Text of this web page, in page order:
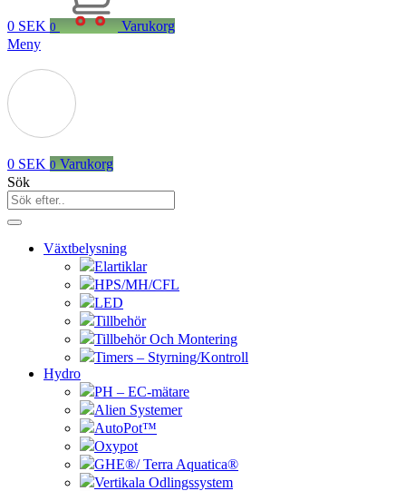
0 SEK 0
Varukorg
Meny
0 SEK 0 Varukorg
Sök
Växtbelysning
Elartiklar
HPS/MH/CFL
LED
Tillbehör
Tillbehör Och Montering
Timers – Styrning/Kontroll
Hydro
PH – EC-mätare
Alien Systemer
AutoPot™
Oxypot
GHE®/ Terra Aquatica®
Vertikala Odlingssystem